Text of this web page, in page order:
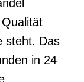
steht. Das
in 24